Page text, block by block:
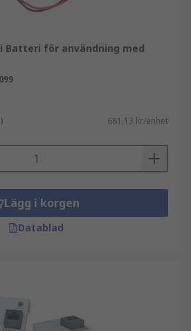
Batteri för användning med
681,13 kr/enhet
Lägg i korgen
Datablad